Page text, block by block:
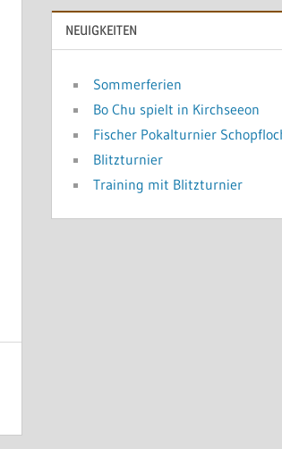
NEUIGKEITEN
Sommerferien
Bo Chu spielt in Kirchseeon
Fischer Pokalturnier
Blitzturnier
Training mit Blitzturnier